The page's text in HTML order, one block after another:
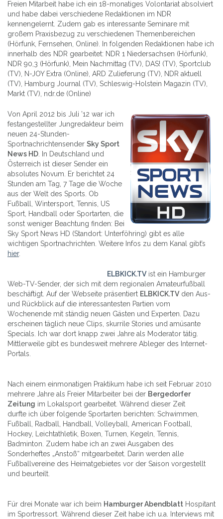
Freien Mitarbeit habe ich ein 18-monatiges Volontariat absolviert
und habe dabei verschiedene Redaktionen im NDR
kennengelernt. Zudem gab es interessante Seminare mit
großem Praxisbezug zu verschiedenen Themenbereichen
(Hörfunk, Fernsehen, Online). In folgenden Redaktionen habe ich
innerhalb des NDR gearbeitet: NDR 1 Niedersachsen (Hörfunk),
NDR 90,3 (Hörfunk), Mein Nachmittag (TV), DAS! (TV), Sportclub
(TV), N-JOY Extra (Online), ARD Zulieferung (TV), NDR aktuell
(TV), Hamburg Journal (TV), Schleswig-Holstein Magazin (TV),
Markt (TV), ndr.de (Online)
Von April 2012 bis Juli ’12 war ich
festangestellter Jungredakteur beim
neuen 24-Stunden-
Sportnachrichtensender Sky Sport
News HD . In Deutschland und
Österreich ist dieser Sender ein
absolutes Novum. Er berichtet 24
Stunden am Tag, 7 Tage die Woche
aus der Welt des Sports. Ob
Fußball, Wintersport, Tennis, US
Sport, Handball oder Sportarten, die
sonst weniger Beachtung finden: Bei
Sky Sport News HD (Standort: Unterföhring) gibt es alle
wichtigen Sportnachrichten. Weitere Infos zu dem Kanal gibt’s
hier.
ELBKICK.TVist ein Hamburger
Web-TV-Sender, der sich mit dem regionalen Amateurfußball
beschäftigt. Auf der Webseite präsentiert ELBKICK.TVden Aus-
und Rückblick auf die interessantesten Partien vom
Wochenende mit ständig neuen Gästen und Experten. Dazu
erscheinen täglich neue Clips, skurrile Stories und amüsante
Specials. Ich war dort knapp zwei Jahre als Moderator tätig.
Mittlerweile gibt es bundesweit mehrere Ableger des Internet-
Portals.
Nach einem einmonatigen Praktikum habe ich seit Februar 2010
mehrere Jahre als Freier Mitarbeiter bei der Bergedorfer
Zeitung im Lokalsport gearbeitet. Während dieser Zeit
durfte ich über folgende Sportarten berichten: Schwimmen,
Fußball, Radball, Handball, Volleyball, American Football,
Hockey, Leichtathletik, Boxen, Turnen, Kegeln, Tennis,
Badminton. Zudem habe ich an zwei Ausgaben des
Sonderheftes „Anstoß“ mitgearbeitet. Darin werden alle
Fußballvereine des Heimatgebietes vor der Saison vorgestellt
und beurteilt.
Für drei Monate war ich beim Hamburger Abendblatt Hospitant
im Sportressort. Während dieser Zeit habe ich u.a. Interviews mit